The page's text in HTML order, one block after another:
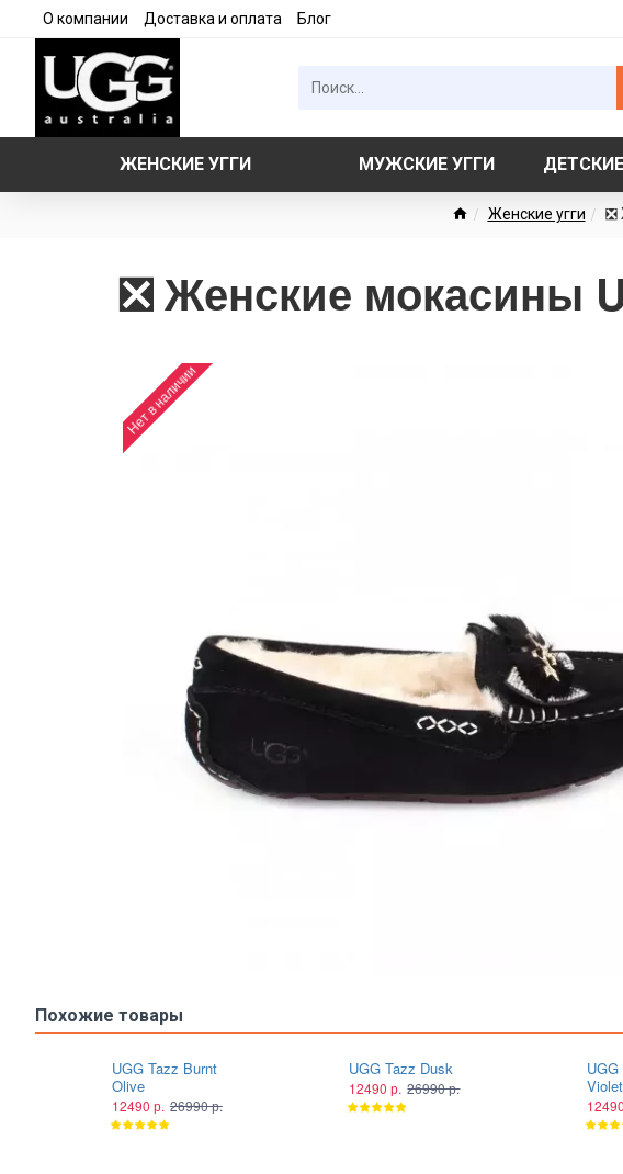
О компании Доставка и оплата Блог
ЖЕНСКИЕ УГГИ МУЖСКИЕ УГГИ
Женские угги
❎ Женские мокасины
Нет в наличии
Похожие товары
UGG Tazz Burnt
Olive
12490 р. 26990 р.
UGG Tazz Dusk
12490 р. 26990 р.
Violet